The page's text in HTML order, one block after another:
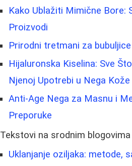
Kako Ublažiti Mimične Bore:
Proizvodi
Prirodni tretmani za
Hijaluronska Kiselina: Sve
Njenoj Upotrebi u Nega Kože
Anti-Age Nega za Masnu i
Preporuke
Tekstovi na srodnim blogovima
Uklanjanje oziljaka: metode,